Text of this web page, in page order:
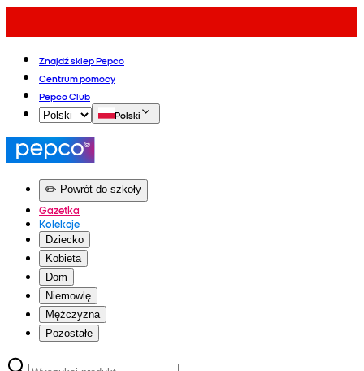
Znajdź sklep Pepco
Centrum pomocy
Pepco Club
Polski
✏️ Powrót do szkoły
Gazetka
Kolekcje
Dziecko
Kobieta
Dom
Niemowlę
Mężczyzna
Pozostałe